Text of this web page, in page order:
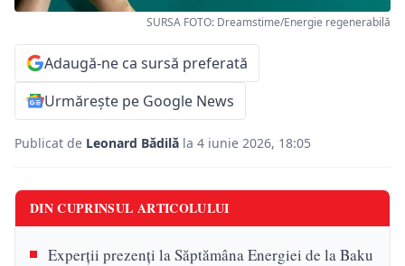
SURSA FOTO: Dreamstime/Energie regenerabilă
Adaugă-ne ca sursă preferată
Urmărește pe Google News
Publicat de Leonard Bădilă la 4 iunie 2026, 18:05
DIN CUPRINSUL ARTICOLULUI
Experții prezenți la Săptămâna Energiei de la Baku